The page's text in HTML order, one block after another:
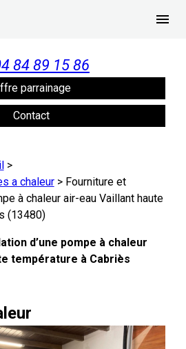
menu
84 89 15 86
parrainage
Contact
>
a chaleur> Fourniture et
à chaleur air-eau Vaillant haute
(13480)
d’une pompe à chaleur
température à Cabriès